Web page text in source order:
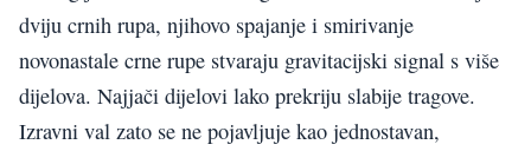
dviju crnih rupa, njihovo spajanje i smirivanje
novonastale crne rupe stvaraju gravitacijski signal s više
dijelova. Najjači dijelovi lako prekriju slabije tragove.
Izravni val zato se ne pojavljuje kao jednostavan,